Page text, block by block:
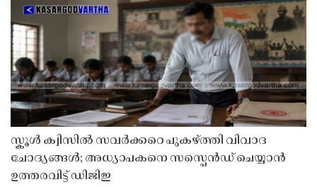
സ്കൂൾ ക്വിസിൽ സവർക്കറെ പുകഴ്ത്തി വിവാദ
ചോദ്യങ്ങൾ; അധ്യാപകനെ സസ്പെൻഡ് ചെയ്യാൻ
ഉത്തരവിട്ട് ഡിജിഇ